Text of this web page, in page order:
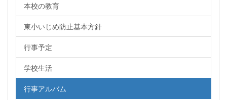
本校の教育
東小いじめ防止基本方針
行事予定
学校生活
行事アルバム